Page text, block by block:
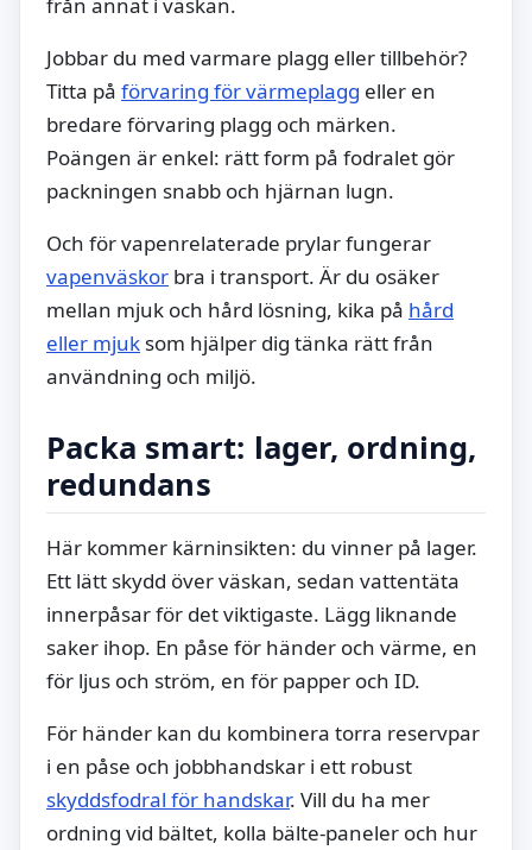
Jobbar du med varmare plagg eller tillbehör?
Titta på förvaring för värmeplagg eller en
bredare förvaring plagg och märken.
Poängen är enkel: rätt form på fodralet gör
packningen snabb och hjärnan lugn.
Och för vapenrelaterade prylar fungerar
vapenväskor bra i transport. Är du osäker
mellan mjuk och hård lösning, kika på hård
eller mjuk som hjälper dig tänka rätt från
användning och miljö.
Packa smart: lager, ordning,
redundans
Här kommer kärninsikten: du vinner på lager.
Ett lätt skydd över väskan, sedan vattentäta
innerpåsar för det viktigaste. Lägg liknande
saker ihop. En påse för händer och värme, en
för ljus och ström, en för papper och ID.
För händer kan du kombinera torra reservpar
i en påse och jobbhandskar i ett robust
skyddsfodral för handskar. Vill du ha mer
ordning vid bältet, kolla bälte-paneler och hur